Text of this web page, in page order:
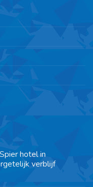
hotel in
verblijf